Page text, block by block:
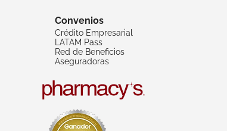
Convenios
Crédito Empresarial
LATAM Pass
Red de Beneficios
Aseguradoras